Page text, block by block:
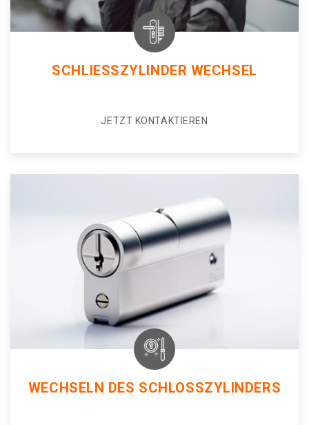
SCHLIESSZYLINDER WECHSEL
JETZT KONTAKTIEREN
WECHSELN DES SCHLOSSZYLINDERS